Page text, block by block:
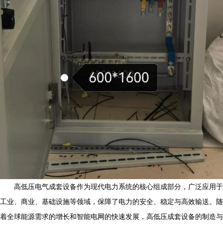
高低压电气成套设备作为现代电力系统的核心组成部分，广泛应用于
工业、商业、基础设施等领域，保障了电力的安全、稳定与高效输送。随
着全球能源需求的增长和智能电网的快速发展，高低压成套设备的制造与